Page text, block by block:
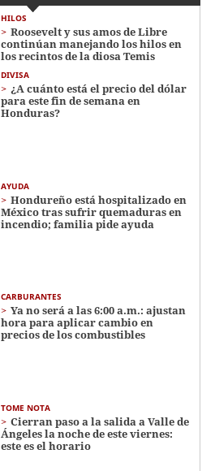
HILOS
Roosevelt y sus amos de Libre
continúan manejando los hilos en
los recintos de la diosa Temis
DIVISA
¿A cuánto está el precio del dólar
para este fin de semana en
Honduras?
AYUDA
Hondureño está hospitalizado en
México tras sufrir quemaduras en
incendio; familia pide ayuda
CARBURANTES
Ya no será a las 6:00 a.m.: ajustan
hora para aplicar cambio en
precios de los combustibles
TOME NOTA
Cierran paso a la salida a Valle de
Ángeles la noche de este viernes:
este es el horario